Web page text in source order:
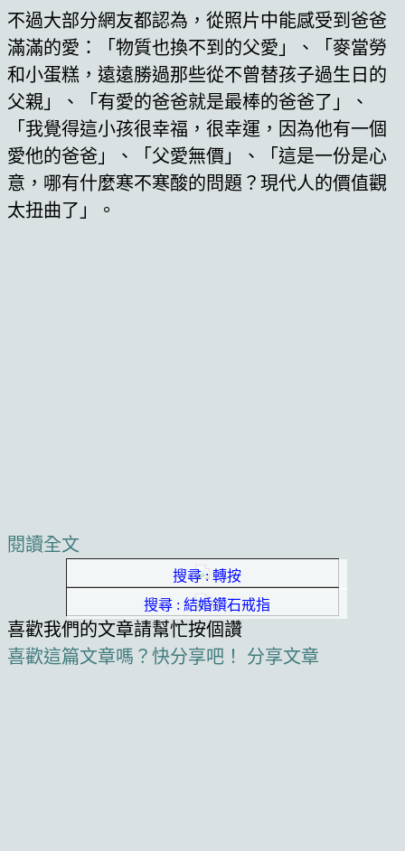
不過大部分網友都認為，從照片中能感受到爸爸
滿滿的愛：「物質也換不到的父愛」、「麥當勞
和小蛋糕，遠遠勝過那些從不曾替孩子過生日的
父親」、「有愛的爸爸就是最棒的爸爸了」、
「我覺得這小孩很幸福，很幸運，因為他有一個
愛他的爸爸」、「父愛無價」、「這是一份是心
意，哪有什麼寒不寒酸的問題？現代人的價值觀
太扭曲了」。
閱讀全文
搜尋 : 轉按
搜尋 : 結婚鑽石戒指
喜歡我們的文章請幫忙按個讚
喜歡這篇文章嗎？快分享吧！
分享文章